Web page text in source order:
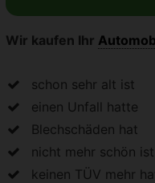
Wir kaufen Ihr
schon sehr alt ist
einen Unfall hatte
Blechschäden hat
nicht mehr schön ist
keinen TÜV mehr